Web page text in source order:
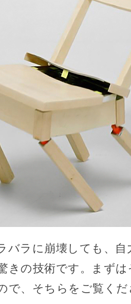
バラに崩壊しても、自
きの技術です。まず
で、そちらをご覧く